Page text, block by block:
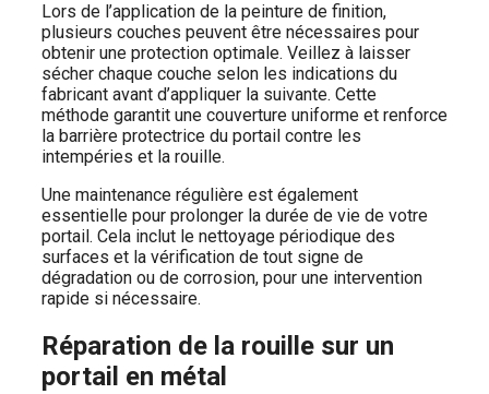
Lors de l’application de la peinture de finition,
plusieurs couches peuvent être nécessaires pour
obtenir une protection optimale. Veillez à laisser
sécher chaque couche selon les indications du
fabricant avant d’appliquer la suivante. Cette
méthode garantit une couverture uniforme et renforce
la barrière protectrice du portail contre les
intempéries et la rouille.
Une maintenance régulière est également
essentielle pour prolonger la durée de vie de votre
portail. Cela inclut le nettoyage périodique des
surfaces et la vérification de tout signe de
dégradation ou de corrosion, pour une intervention
rapide si nécessaire.
Réparation de la rouille sur un
portail en métal